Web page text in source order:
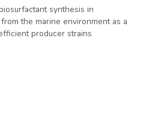
synthesis in
the marine environment as a
producer strains